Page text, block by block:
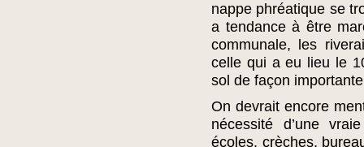
nappe phréatique se
a tendance à être
communale, les
celle qui a eu lieu le
sol de façon
On devrait encore
nécessité d’une
écoles, crèches,